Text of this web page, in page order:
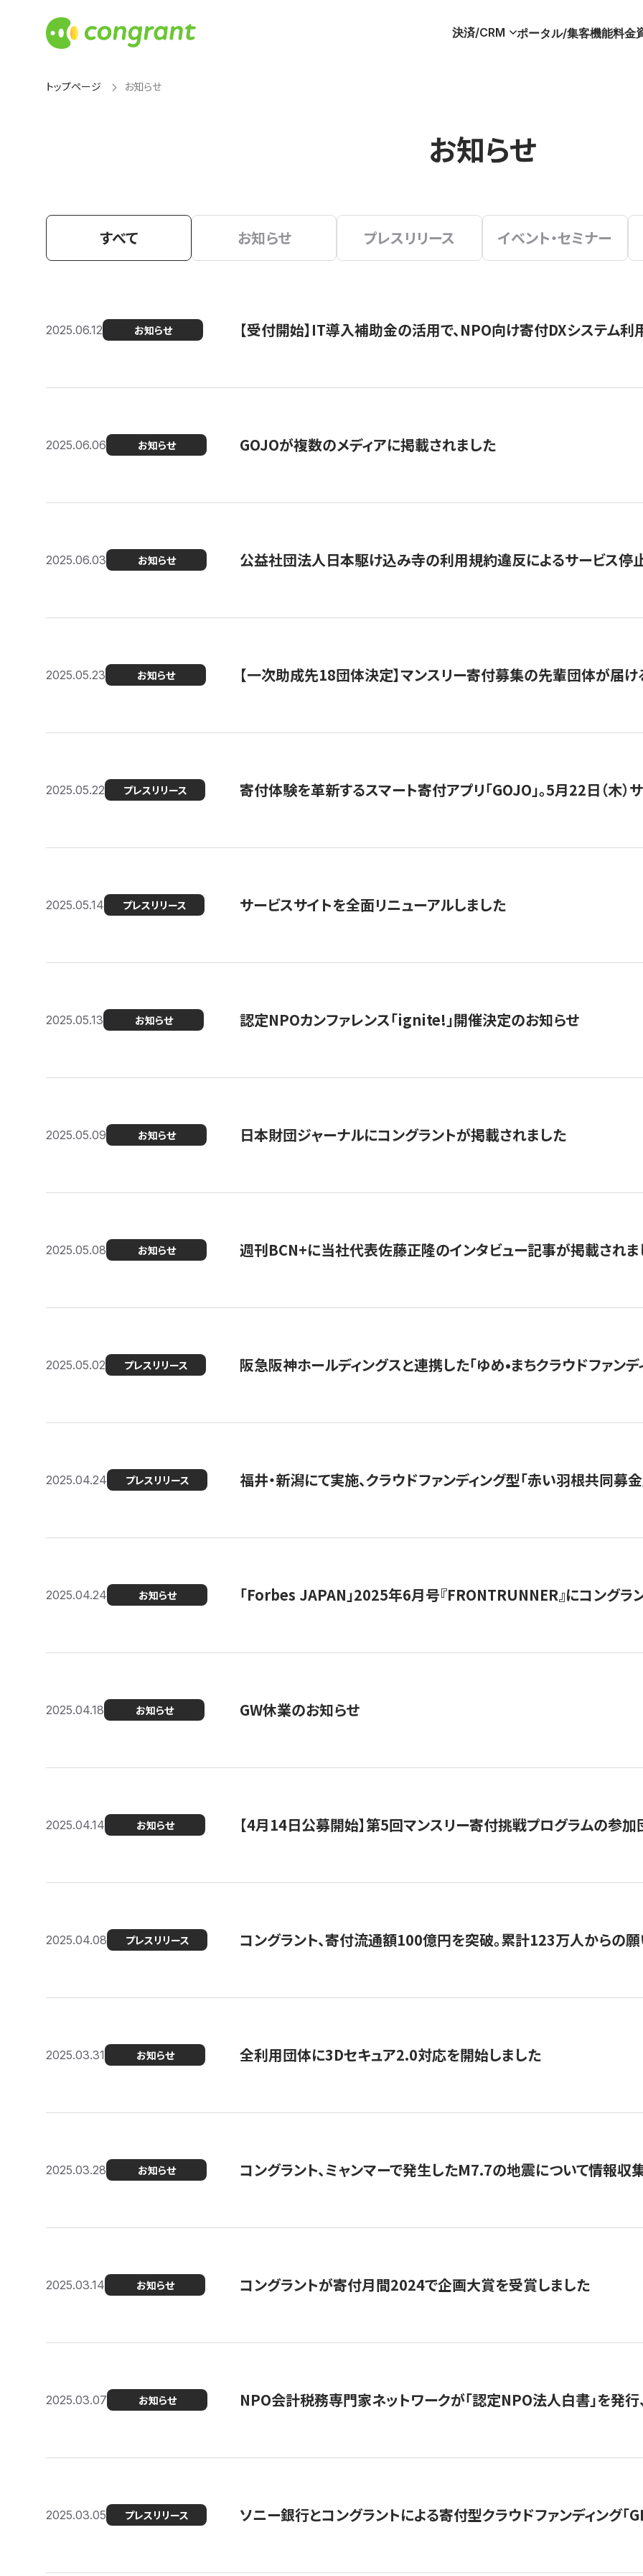
決済/CRM ポータル/集客機能料金
トップページ お知らせ
お知らせ
すべて お知らせ プレスリリース イベント・セミナー
2025.06.12 お知らせ 【受付開始】IT導入補助金の活用で、NPO向け寄付DXシステム
2025.06.06 お知らせ GOJOが複数のメディアに掲載されました
2025.06.03 お知らせ 公益社団法人日本駆け込み寺の利用規約違反によるサービス停
2025.05.23 お知らせ 【一次助成先18団体決定】マンスリー寄付募集の先輩団体が届
2025.05.22 プレスリリース 寄付体験を革新するスマート寄付アプリ「GOJO」。5月22日（木）
2025.05.14 プレスリリース サービスサイトを全面リニューアルしました
2025.05.13 お知らせ 認定NPOカンファレンス「ignite!」開催決定のお知らせ
2025.05.09 お知らせ 日本財団ジャーナルにコングラントが掲載されました
2025.05.08 お知らせ 週刊BCN+に当社代表佐藤正隆のインタビュー記事が掲載されま
2025.05.02 プレスリリース 阪急阪神ホールディングスと連携した「ゆめ•まちクラウドファン
2025.04.24 プレスリリース 福井・新潟にて実施、クラウドファンディング型「赤い羽根共同
2025.04.24 お知らせ 「Forbes JAPAN」2025年6月号『FRONTRUNNER』にコングラ
2025.04.18 お知らせ GW休業のお知らせ
2025.04.14 お知らせ 【4月14日公募開始】第5回マンスリー寄付挑戦プログラムの参
2025.04.08 プレスリリース コングラント、寄付流通額100億円を突破。累計123万人からの
2025.03.31 お知らせ 全利用団体に3Dセキュア2.0対応を開始しました
2025.03.28 お知らせ コングラント、ミャンマーで発生したM7.7の地震について情報収
2025.03.14 お知らせ コングラントが寄付月間2024で企画大賞を受賞しました
2025.03.07 お知らせ NPO会計税務専門家ネットワークが「認定NPO法人白書」を発
2025.03.05 プレスリリース ソニー銀行とコングラントによる寄付型クラウドファンディング